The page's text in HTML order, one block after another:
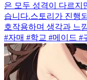
은 모두 성격이 다르지
습니다.스토리가 진행
호작용하며 생각과 느
#자매 #학교 #메이드 #